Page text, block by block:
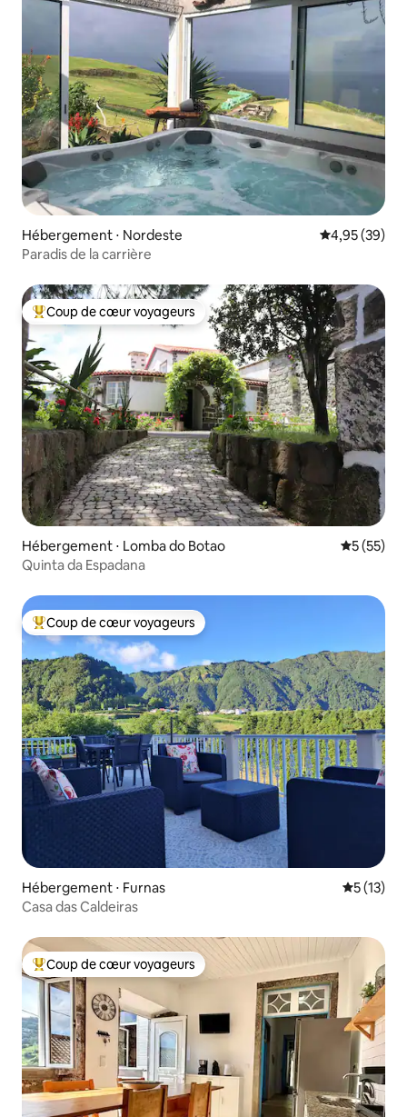
Hébergement ⋅ Nordeste Évaluation
4,95 (39)
Paradis de la carrière
Coups de cœur voyageurs les plus appréciés
Coup de cœur voyageurs
Hébergement ⋅ Lomba do Botao
5 (55)
Quinta da Espadana
Coups de cœur voyageurs les plus appréciés
Coup de cœur voyageurs
Hébergement ⋅ Furnas
5 (13)
Casa das Caldeiras
Coups de cœur voyageurs les plus appréciés
Coup de cœur voyageurs